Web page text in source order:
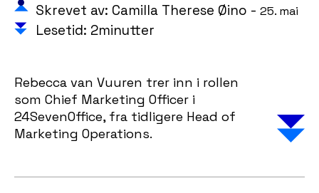
Skrevet av: Camilla Therese Øino - 25. mai
Lesetid: 2minutter
Rebecca van Vuuren trer inn i rollen
som Chief Marketing Officer i
24SevenOffice, fra tidligere Head of
Marketing Operations.